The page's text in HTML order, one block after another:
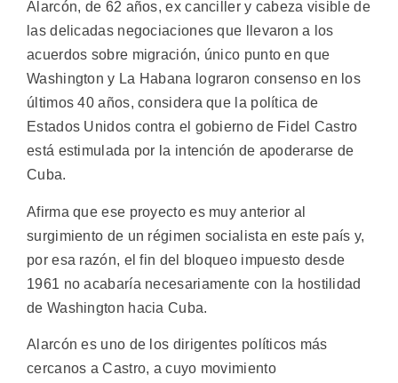
Alarcón, de 62 años, ex canciller y cabeza visible de
las delicadas negociaciones que llevaron a los
acuerdos sobre migración, único punto en que
Washington y La Habana lograron consenso en los
últimos 40 años, considera que la política de
Estados Unidos contra el gobierno de Fidel Castro
está estimulada por la intención de apoderarse de
Cuba.
Afirma que ese proyecto es muy anterior al
surgimiento de un régimen socialista en este país y,
por esa razón, el fin del bloqueo impuesto desde
1961 no acabaría necesariamente con la hostilidad
de Washington hacia Cuba.
Alarcón es uno de los dirigentes políticos más
cercanos a Castro, a cuyo movimiento